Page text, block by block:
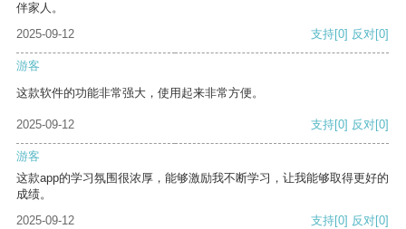
伴家人。
2025-09-12
支持[0] 反对[0]
游客
这款软件的功能非常强大，使用起来非常方便。
2025-09-12 支持[0] 反对[0]
游客
这款app的学习氛围很浓厚，能够激励我不断学习，让我能够取得更好的
成绩。
2025-09-12
支持[0] 反对[0]